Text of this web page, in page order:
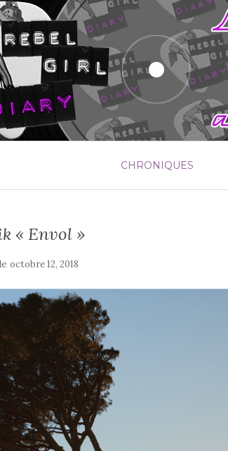
CHRONIQUES
« Envol »
octobre 12, 2018